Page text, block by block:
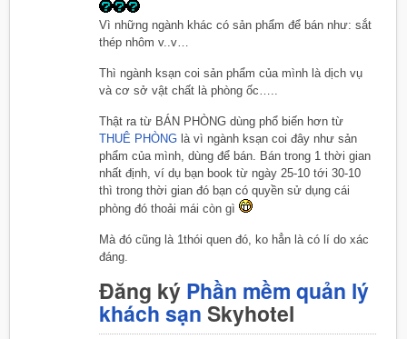
Vì những ngành khác có sản phẩm để bán như: sắt
thép nhôm v..v…
Thì ngành ksạn coi sản phẩm của mình là dịch vụ
và cơ sở vật chất là phòng ốc…..
Thật ra từ BÁN PHÒNG dùng phổ biến hơn từ
THUÊ PHÒNG là vì ngành ksạn coi đây như sản
phẩm của mình, dùng để bán. Bán trong 1 thời gian
nhất định, ví dụ bạn book từ ngày 25-10 tới 30-10
thì trong thời gian đó bạn có quyền sử dụng cái
phòng đó thoải mái còn gì
Mà đó cũng là 1thói quen đó, ko hẳn là có lí do xác
đáng.
Đăng ký Phần mềm quản lý
khách sạn Skyhotel